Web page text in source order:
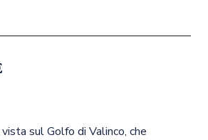
sul Golfo di Valinco, che